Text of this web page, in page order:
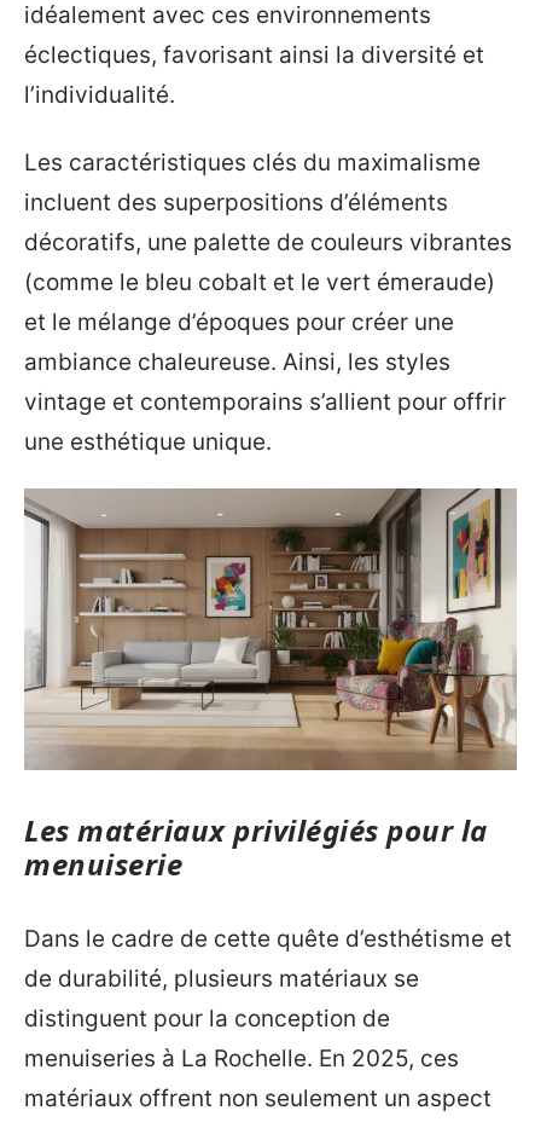
idéalement avec ces environnements
éclectiques, favorisant ainsi la diversité et
l’individualité.
Les caractéristiques clés du maximalisme
incluent des superpositions d’éléments
décoratifs, une palette de couleurs vibrantes
(comme le bleu cobalt et le vert émeraude)
et le mélange d’époques pour créer une
ambiance chaleureuse. Ainsi, les styles
vintage et contemporains s’allient pour offrir
une esthétique unique.
Les matériaux privilégiés pour la
menuiserie
Dans le cadre de cette quête d’esthétisme et
de durabilité, plusieurs matériaux se
distinguent pour la conception de
menuiseries à La Rochelle. En 2025, ces
matériaux offrent non seulement un aspect